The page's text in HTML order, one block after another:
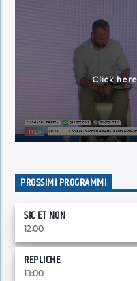
PROSSIMI PROGRAMMI
SIC ET NON
12:00
REPLICHE
13:00